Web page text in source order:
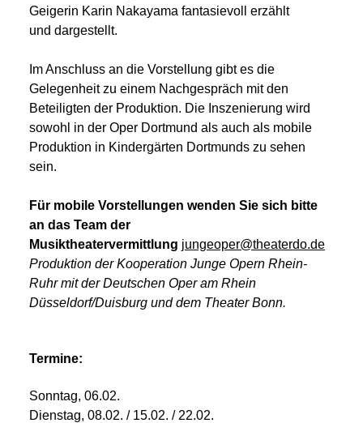
Geigerin Karin Nakayama fantasievoll erzählt
und dargestellt.
Im Anschluss an die Vorstellung gibt es die
Gelegenheit zu einem Nachgespräch mit den
Beteiligten der Produktion. Die Inszenierung wird
sowohl in der Oper Dortmund als auch als mobile
Produktion in Kindergärten Dortmunds zu sehen
sein.
Für mobile Vorstellungen wenden Sie sich bitte
an das Team der
Musiktheatervermittlung jungeoper@theaterdo.de
Produktion der Kooperation Junge Opern Rhein-
Ruhr mit der Deutschen Oper am Rhein
Düsseldorf/Duisburg und dem Theater Bonn.
Termine:
Sonntag, 06.02.
Dienstag, 08.02. / 15.02. / 22.02.